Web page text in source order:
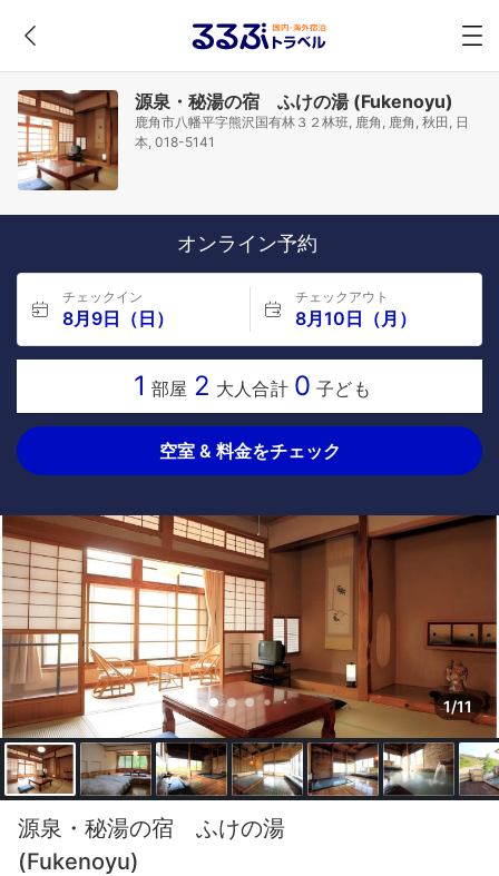
源泉・秘湯の宿 ふけの湯 (Fukenoyu)
鹿角市八幡平字熊沢国有林３２林班, 鹿角, 鹿角, 秋田, 日
本, 018-5141
オンライン予約
チェックイン
8月9日（日）
チェックアウト
8月10日（月）
1 部屋 2 大人合計 0 子ども
空室 & 料金をチェック
1/11
源泉・秘湯の宿 ふけの湯
(Fukenoyu)